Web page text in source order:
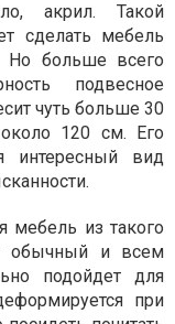
акрил. Такой
сделать мебель
Но больше всего
подвесное
чуть больше 30
120 см. Его
вид
мебель из такого
обычный и всем
подойдет для
при